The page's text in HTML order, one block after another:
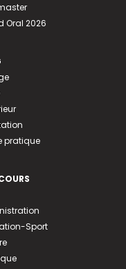
Oral 2026
pratique
Sport